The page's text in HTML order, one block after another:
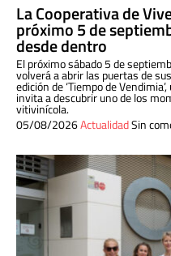
La Cooperativa de
próximo 5 de
desde dentro
El próximo sábado 5 de
volverá a abrir las puertas de
edición de ‘Tiempo de
invita a descubrir uno de los
vitivinícola.
05/08/2026ActualidadSin